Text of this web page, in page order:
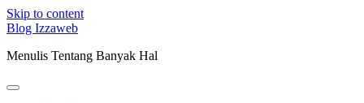
Skip to content
Blog Izzaweb
Menulis Tentang Banyak Hal